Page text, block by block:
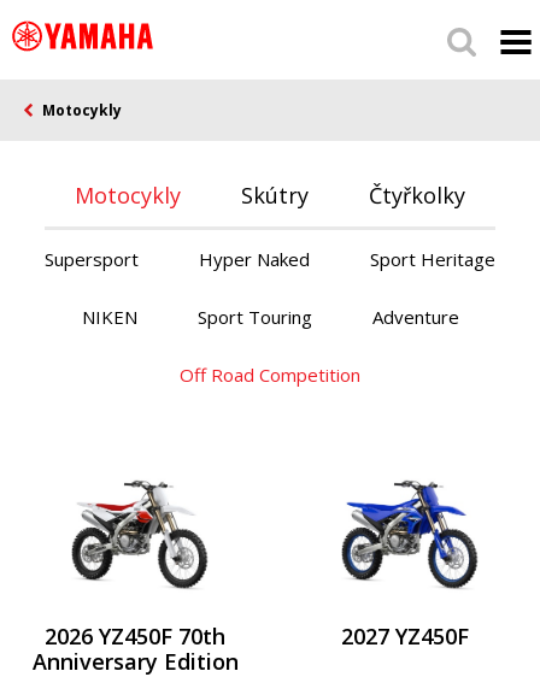
Motocykly
Motocykly Skútry Čtyřkolky
Supersport Hyper Naked Sport Heritage
NIKEN Sport Touring Adventure
Off Road Competition
2026 YZ450F 70th
Anniversary Edition
2027 YZ450F